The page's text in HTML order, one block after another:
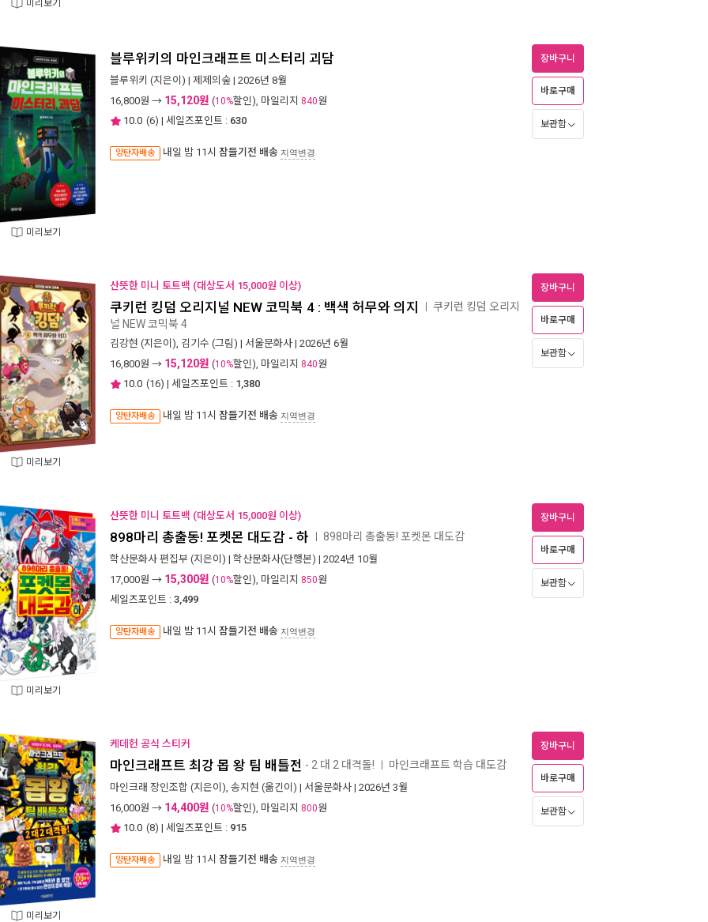
미리보기
미리보기
블루위키의 마인크래프트 미스터리 괴담
블루위키 (지은이) | 제제의숲 | 2026년 8월
16,800원 → 15,120원 (10%할인), 마일리지 840원
10.0 (6) | 세일즈포인트 : 630
양탄자배송 내일 밤 11시 잠들기전 배송 지역변경
장바구니
바로구매
보관함
미리보기
산뜻한 미니 토트백 (대상도서 15,000원 이상)
쿠키런 킹덤 오리지널 NEW 코믹북 4 : 백색 허무와 의지 쿠키런 킹덤 오리지
널 NEW 코믹북 4
김강현 (지은이), 김기수 (그림) | 서울문화사 | 2026년 6월
16,800원 → 15,120원 (10%할인), 마일리지 840원
10.0 (16) | 세일즈포인트 : 1,380
양탄자배송 내일 밤 11시 잠들기전 배송 지역변경
장바구니
바로구매
보관함
미리보기
산뜻한 미니 토트백 (대상도서 15,000원 이상)
898마리 총출동! 포켓몬 대도감 - 하 898마리 총출동! 포켓몬 대도감
학산문화사 편집부 (지은이) | 학산문화사(단행본) | 2024년 10월
17,000원 → 15,300원 (10%할인), 마일리지 850원
세일즈포인트 : 3,499
양탄자배송 내일 밤 11시 잠들기전 배송 지역변경
장바구니
바로구매
보관함
미리보기
케데헌 공식 스티커
마인크래프트 최강 몹 왕 팀 배틀전 - 2 대 2 대격돌! 마인크래프트 학습 대도감
마인크래 장인조합 (지은이), 송지현 (옮긴이) | 서울문화사 | 2026년 3월
16,000원 → 14,400원 (10%할인), 마일리지 800원
10.0 (8) | 세일즈포인트 : 915
양탄자배송 내일 밤 11시 잠들기전 배송 지역변경
장바구니
바로구매
보관함